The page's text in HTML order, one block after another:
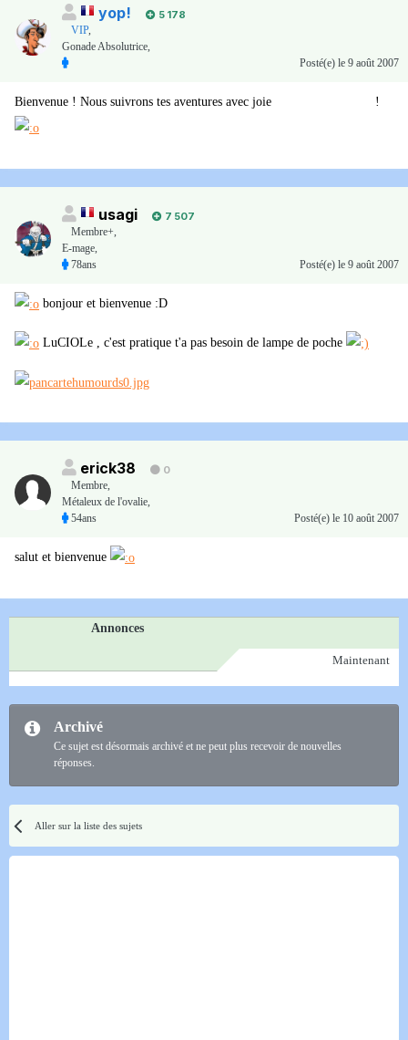
yop!
5 178
VIP,
Gonade Absolutrice,
Posté(e) le 9 août 2007
Bienvenue ! Nous suivrons tes aventures avec joie !
usagi
7 507
Membre+,
E-mage,
78ans
Posté(e) le 9 août 2007
bonjour et bienvenue :D
LuCIOLe , c'est pratique t'a pas besoin de lampe de poche
erick38
0
Membre,
Métaleux de l'ovalie,
54ans
Posté(e) le 10 août 2007
salut et bienvenue
Annonces
Maintenant
Archivé
Ce sujet est désormais archivé et ne peut plus recevoir de nouvelles
réponses.
Aller sur la liste des sujets